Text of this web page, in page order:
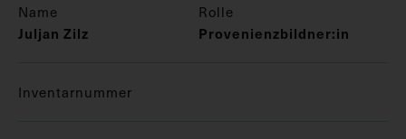
Name Rolle
Juljan Zilz Provenienzbildner:in
Inventarnummer